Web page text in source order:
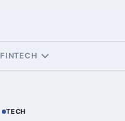
FINTECH
TECH